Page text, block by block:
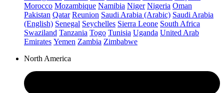
Morocco Mozambique Namibia Niger Nigeria Oman
Pakistan Qatar Reunion Saudi Arabia (Arabic) Saudi Arabia
(English) Senegal Seychelles Sierra Leone South Africa
Swaziland Tanzania Togo Tunisia Uganda United Arab
Emirates Yemen Zambia Zimbabwe
North America